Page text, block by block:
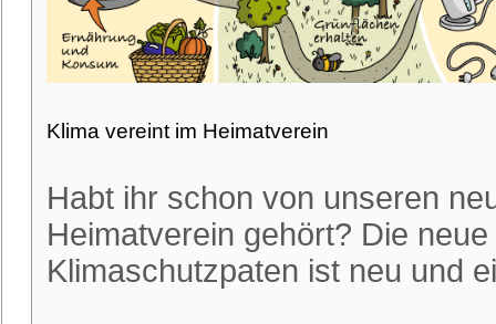
Klima vereint im Heimatverein
Habt ihr schon von unseren
Heimatverein gehört? Die
Klimaschutzpaten ist neu und